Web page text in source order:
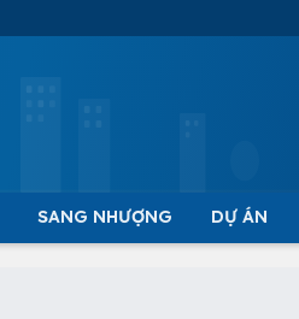
SANG NHƯỢNG DỰ ÁN